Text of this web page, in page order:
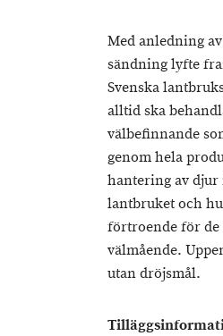
Med anledning
sändning lyfte
Svenska
alltid ska
välbefinnande
genom hela
hantering av djur
lantbruket och
förtroende för de
välmående.
utan dröjsmål.